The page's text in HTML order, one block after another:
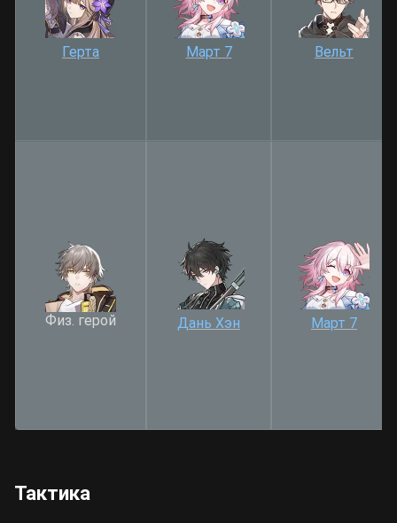
Герта Март 7 Вельт
Физ. герой Дань Хэн Март 7
Тактика